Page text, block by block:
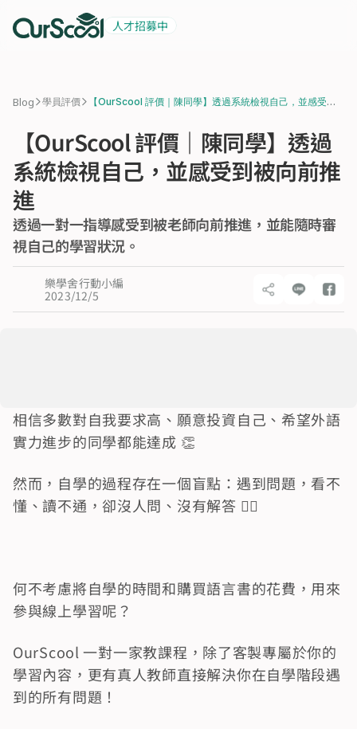
人才招募中
Blog>學員評價>
【OurScool 評價｜陳同學】透過系統檢視自己，並感受到
【OurScool 評價｜陳同學】透過
系統檢視自己，並感受到被向前推
進
透過一對一指導感受到被老師向前推進，並能隨時審
視自己的學習狀況。
樂學舍行動小編
2023/12/5
相信多數對自我要求高、願意投資自己、希望外語
實力進步的同學都能達成 👏
然而，自學的過程存在一個盲點：遇到問題，看不
懂、讀不通，卻沒人問、沒有解答 😵‍💫
何不考慮將自學的時間和購買語言書的花費，用來
參與線上學習呢？
OurScool 一對一家教課程，除了客製專屬於你的
學習內容，更有真人教師直接解決你在自學階段遇
到的所有問題！